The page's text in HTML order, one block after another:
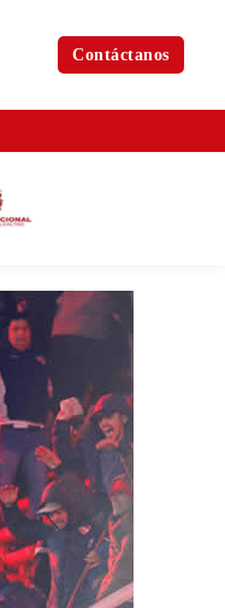
Contáctanos